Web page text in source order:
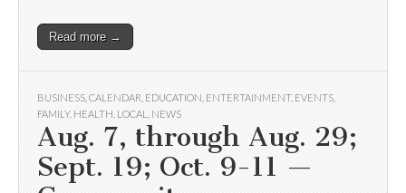
Read more →
BUSINESS CALENDAR EDUCATION ENTERTAINMENT, EVENTS
FAMILY, HEALTH LOCAL NEWS
Aug. 7, through Aug. 29;
Sept. 19; Oct. 9-11 —